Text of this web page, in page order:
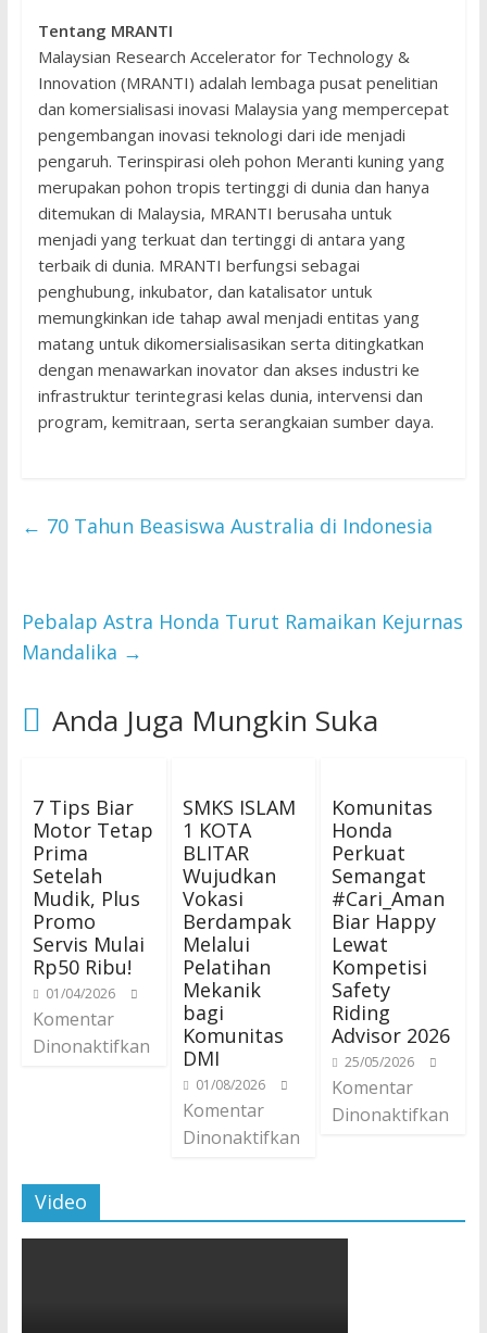
Tentang MRANTI
Malaysian Research Accelerator for Technology &
Innovation (MRANTI) adalah lembaga pusat penelitian
dan komersialisasi inovasi Malaysia yang mempercepat
pengembangan inovasi teknologi dari ide menjadi
pengaruh. Terinspirasi oleh pohon Meranti kuning yang
merupakan pohon tropis tertinggi di dunia dan hanya
ditemukan di Malaysia, MRANTI berusaha untuk
menjadi yang terkuat dan tertinggi di antara yang
terbaik di dunia. MRANTI berfungsi sebagai
penghubung, inkubator, dan katalisator untuk
memungkinkan ide tahap awal menjadi entitas yang
matang untuk dikomersialisasikan serta ditingkatkan
dengan menawarkan inovator dan akses industri ke
infrastruktur terintegrasi kelas dunia, intervensi dan
program, kemitraan, serta serangkaian sumber daya.
← 70 Tahun Beasiswa Australia di Indonesia
Pebalap Astra Honda Turut Ramaikan Kejurnas
Mandalika →
Anda Juga Mungkin Suka
7 Tips Biar
Motor Tetap
Prima
Setelah
Mudik, Plus
Promo
Servis Mulai
Rp50 Ribu!
01/04/2026
Komentar
Dinonaktifkan
SMKS ISLAM
1 KOTA
BLITAR
Wujudkan
Vokasi
Berdampak
Melalui
Pelatihan
Mekanik
bagi
Komunitas
DMI
01/08/2026
Komentar
Dinonaktifkan
Komunitas
Honda
Perkuat
Semangat
#Cari_Aman
Biar Happy
Lewat
Kompetisi
Safety
Riding
Advisor 2026
25/05/2026
Komentar
Dinonaktifkan
Video